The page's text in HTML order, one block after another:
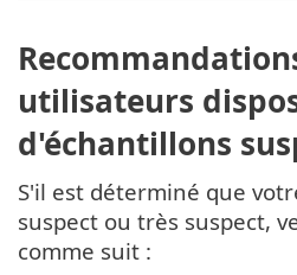
utilisateurs
d'échantillons
S'il est déterminé que
suspect ou très suspect,
comme suit :